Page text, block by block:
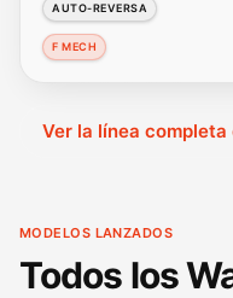
AUTO-REVERSA
F MECH
Ver la línea completa
MODELOS LANZADOS
Todos los